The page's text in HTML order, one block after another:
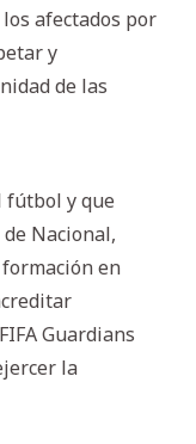
afectados por
y
de las
fútbol y que
Nacional,
en
Guardians
la